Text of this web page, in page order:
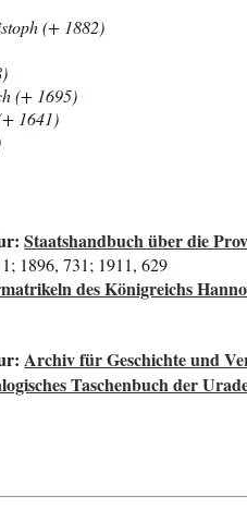
(+ 1882)
(+ 1695)
1641)
Staatshandbuch über die
1896, 731; 1911, 629
des Königreichs
Archiv für Geschichte und
Taschenbuch der